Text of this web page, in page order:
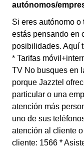
autónomos/
Si eres autónomo
estás pensando en
posibilidades. Aquí
* Tarifas
TV No busques en
porque Jazztel
particular o una
atención más
uno de sus
atención al cliente
cliente: 1566 *